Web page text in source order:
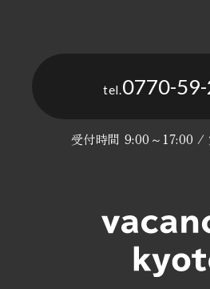
tel.0770-
受付時間 9:00～17:00 /